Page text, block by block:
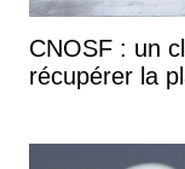
CNOSF : un
récupérer la